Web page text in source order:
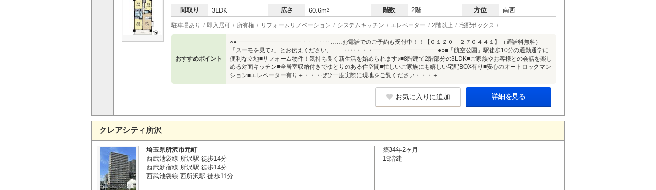
間取り 3LDK 広さ 60.6m2 階数 2階 方位 南西
駐車場あり 即入居可 所有権 リフォームリノベーション システムキッチン エレベーター 2階以上 宅配ボックス
おすすめポイント
○●━━━━━━━━━━━・・・‥‥……お電話でのご予約も受付中！！【０１２０－２７０４４１】（通話料無料）
「スーモを見て♪」とお伝えください。……‥‥・・・━━━━━━━━━━━●○■「航空公園」駅徒歩10分の通勤通学に
便利な立地■リフォーム物件！気持ち良く新生活を始められます♪■8階建て2階部分の3LDK■ご家族やお客様との会話を楽し
める対面キッチン■全居室収納付きでゆとりのある住空間■忙しいご家族にも嬉しい宅配BOX有り■安心のオートロックマン
ション■エレベーター有り＋・・・ぜひ一度実際に現地をご覧ください・・・＋
お気に入りに追加 詳細を見る
クレアシティ所沢
埼玉県所沢市元町
西武池袋線 所沢駅 徒歩14分
西武新宿線 所沢駅 徒歩14分
西武池袋線 西所沢駅 徒歩11分
築34年2ヶ月
19階建